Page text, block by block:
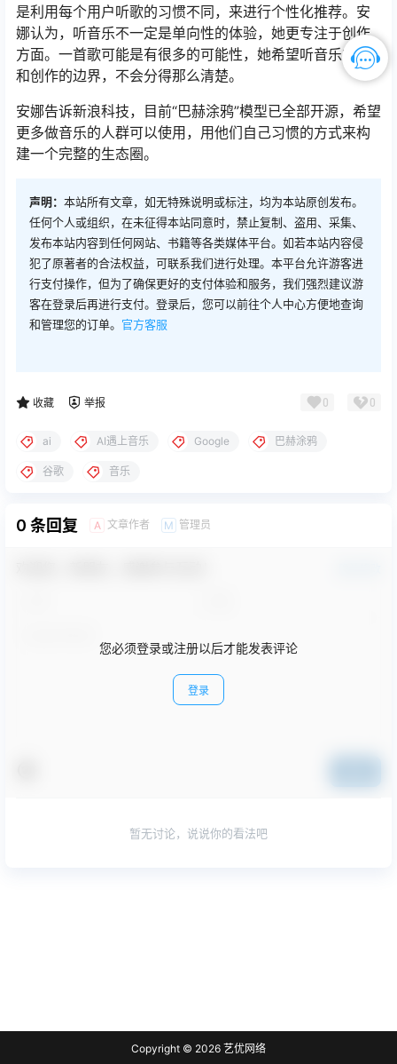
是利用每个用户听歌的习惯不同，来进行个性化推荐。安
娜认为，听音乐不一定是单向性的体验，她更专注于创作
方面。一首歌可能是有很多的可能性，她希望听音乐的人
和创作的边界，不会分得那么清楚。
安娜告诉新浪科技，目前“巴赫涂鸦”模型已全部开源，希望
更多做音乐的人群可以使用，用他们自己习惯的方式来构
建一个完整的生态圈。
声明： 本站所有文章，如无特殊说明或标注，均为本站原创发布。
任何个人或组织，在未征得本站同意时，禁止复制、盗用、采集、
发布本站内容到任何网站、书籍等各类媒体平台。如若本站内容侵
犯了原著者的合法权益，可联系我们进行处理。本平台允许游客进
行支付操作，但为了确保更好的支付体验和服务，我们强烈建议游
客在登录后再进行支付。登录后，您可以前往个人中心方便地查询
和管理您的订单。 官方客服
收藏 举报 0 0
ai AI遇上音乐 Google 巴赫涂鸦
谷歌 音乐
0 条回复 A 文章作者 M 管理员
您必须登录或注册以后才能发表评论
登录
暂无讨论，说说你的看法吧
Copyright © 2026 艺优网络